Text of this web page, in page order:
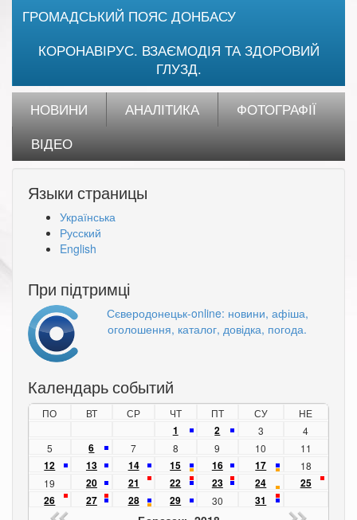
ГРОМАДСЬКИЙ ПОЯС ДОНБАСУ
КОРОНАВІРУС. ВЗАЄМОДІЯ ТА ЗДОРОВИЙ
ГЛУЗД.
НОВИНИ АНАЛІТИКА
ФОТОГРАФІЇ
ВІДЕО
Языки страницы
Українська
Русский
English
При підтримці
Сєверодонецьк-online: новини, афіша,
оголошення, каталог, довідка, погода.
Календарь событий
ПО ВТ СР ЧТ ПТ СУ НЕ
1 2 3
4
5
6 7 8 9 10 11
12 13 14 15 16 17
18
19
20 21 22 23 24
25
26
27 28 29 30 31